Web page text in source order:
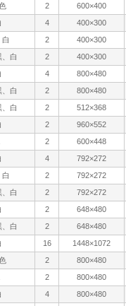
2
600×400
4
400×300
2
400×300
白 2
400×300
4
800×480
白 2
800×480
白 2
512×368
2
960×552
2
600×448
4
792×272
2
792×272
白 2
792×272
2
648×480
白 2
648×480
16
1448×1072
2
800×480
2
800×480
4
800×480